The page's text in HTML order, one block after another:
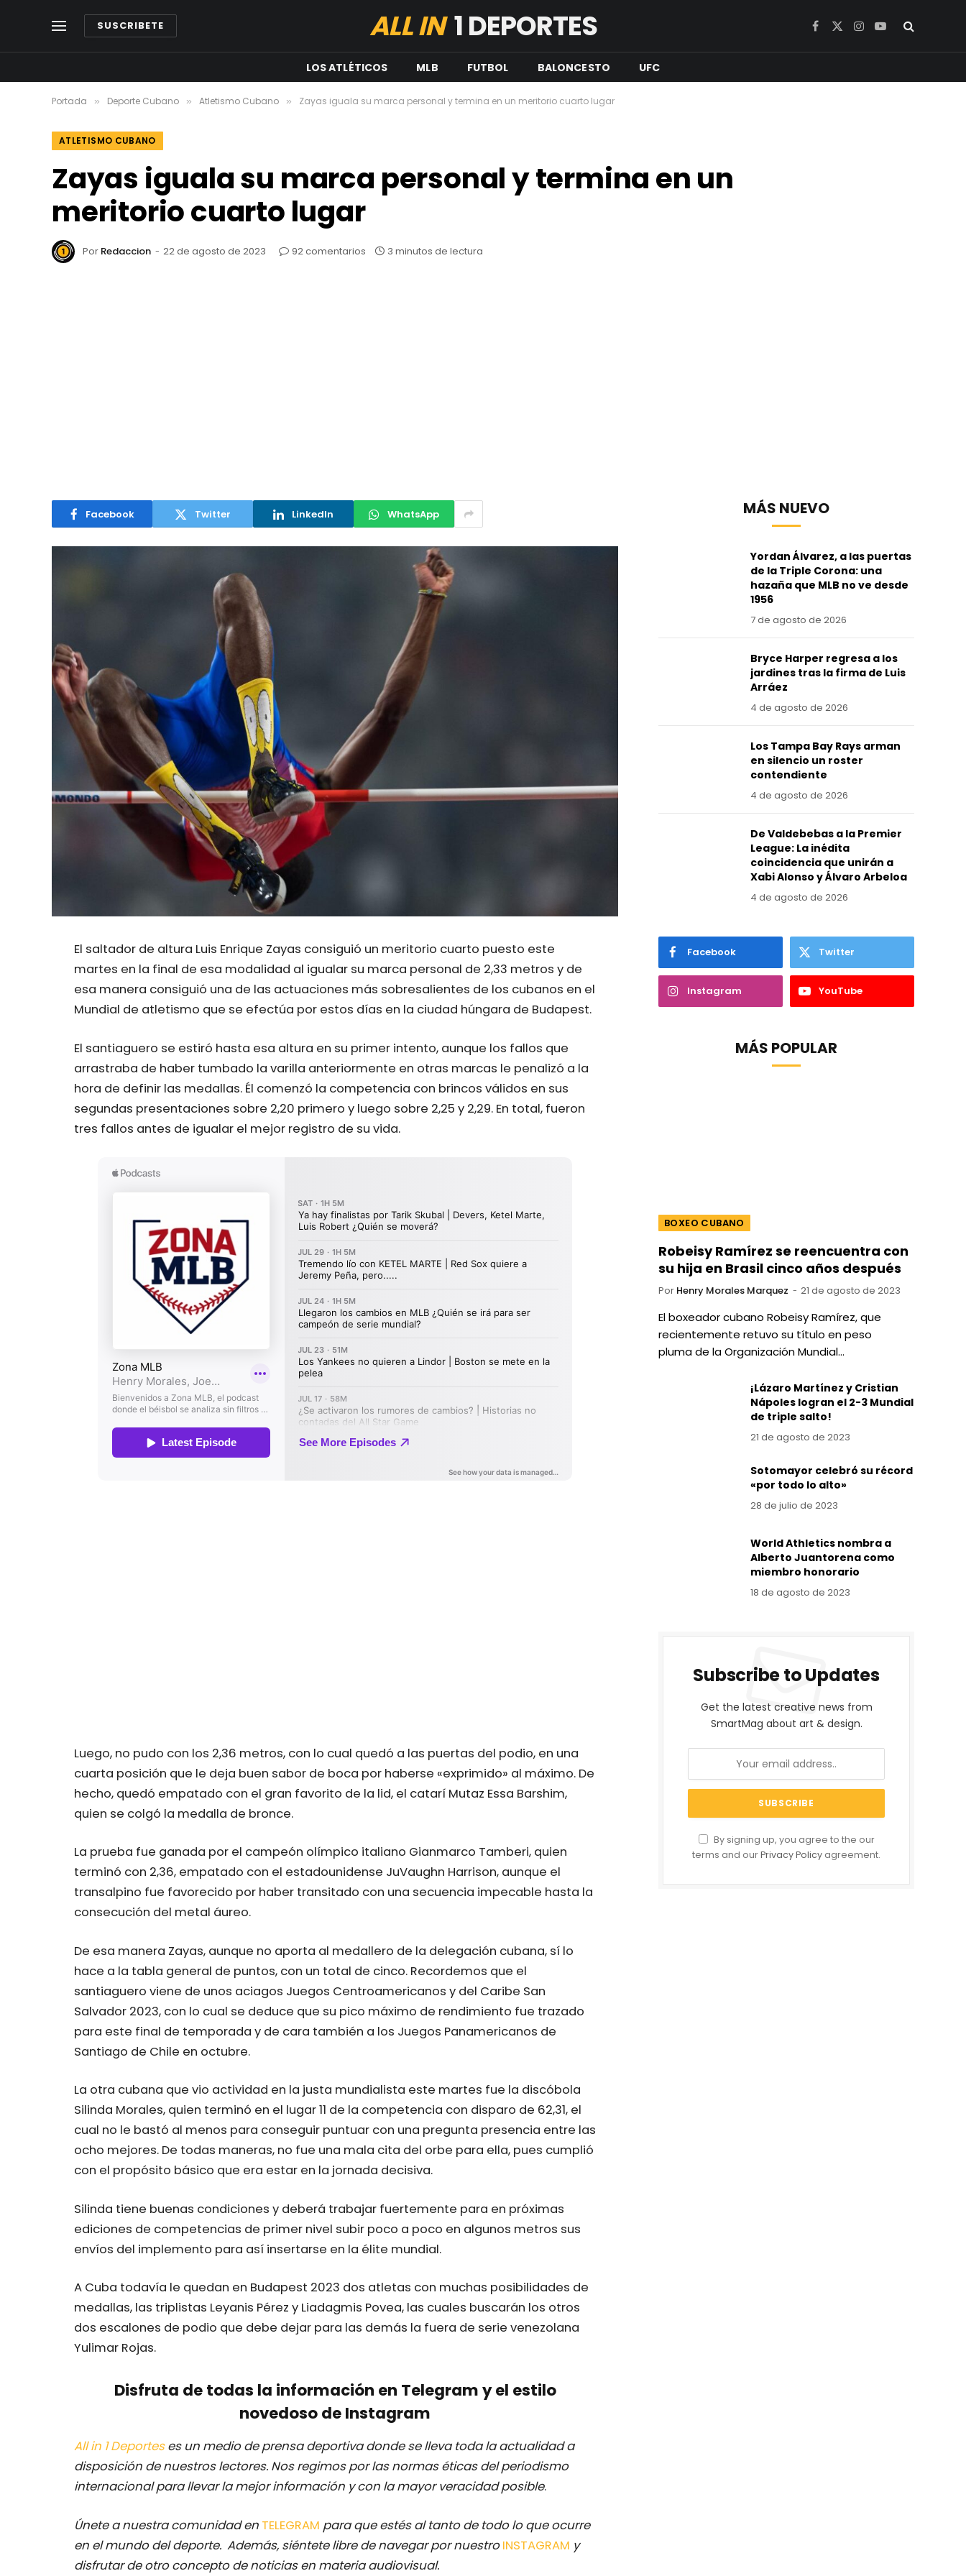
SUSCRIBETE ALL IN1 DEPORTES Facebook
X
Instagram
YouTube
LOS ATLÉTICOS MLB FUTBOL BALONCESTO UFC
Portada » Deporte Cubano » Atletismo Cubano » Zayas iguala su marca personal y termina en un meritorio cuarto lugar
ATLETISMO CUBANO
Zayas iguala su marca personal y termina en un
meritorio cuarto lugar
Por Redaccion 22 de agosto de 2023 92 comentarios 3 minutos de lectura
Facebook Twitter LinkedIn WhatsApp
El saltador de altura Luis Enrique Zayas consiguió un meritorio cuarto puesto este
martes en la final de esa modalidad al igualar su marca personal de 2,33 metros y de
esa manera consiguió una de las actuaciones más sobresalientes de los cubanos en el
Mundial de atletismo que se efectúa por estos días en la ciudad húngara de Budapest.
El santiaguero se estiró hasta esa altura en su primer intento, aunque los fallos que
arrastraba de haber tumbado la varilla anteriormente en otras marcas le penalizó a la
hora de definir las medallas. Él comenzó la competencia con brincos válidos en sus
segundas presentaciones sobre 2,20 primero y luego sobre 2,25 y 2,29. En total, fueron
tres fallos antes de igualar el mejor registro de su vida.
Luego, no pudo con los 2,36 metros, con lo cual quedó a las puertas del podio, en una
cuarta posición que le deja buen sabor de boca por haberse «exprimido» al máximo. De
hecho, quedó empatado con el gran favorito de la lid, el catarí Mutaz Essa Barshim,
quien se colgó la medalla de bronce.
La prueba fue ganada por el campeón olímpico italiano Gianmarco Tamberi, quien
terminó con 2,36, empatado con el estadounidense JuVaughn Harrison, aunque el
transalpino fue favorecido por haber transitado con una secuencia impecable hasta la
consecución del metal áureo.
De esa manera Zayas, aunque no aporta al medallero de la delegación cubana, sí lo
hace a la tabla general de puntos, con un total de cinco. Recordemos que el
santiaguero viene de unos aciagos Juegos Centroamericanos y del Caribe San
Salvador 2023, con lo cual se deduce que su pico máximo de rendimiento fue trazado
para este final de temporada y de cara también a los Juegos Panamericanos de
Santiago de Chile en octubre.
La otra cubana que vio actividad en la justa mundialista este martes fue la discóbola
Silinda Morales, quien terminó en el lugar 11 de la competencia con disparo de 62,31, el
cual no le bastó al menos para conseguir puntuar con una pregunta presencia entre las
ocho mejores. De todas maneras, no fue una mala cita del orbe para ella, pues cumplió
con el propósito básico que era estar en la jornada decisiva.
Silinda tiene buenas condiciones y deberá trabajar fuertemente para en próximas
ediciones de competencias de primer nivel subir poco a poco en algunos metros sus
envíos del implemento para así insertarse en la élite mundial.
A Cuba todavía le quedan en Budapest 2023 dos atletas con muchas posibilidades de
medallas, las triplistas Leyanis Pérez y Liadagmis Povea, las cuales buscarán los otros
dos escalones de podio que debe dejar para las demás la fuera de serie venezolana
Yulimar Rojas.
Disfruta de todas la información en Telegram y el estilo
novedoso de Instagram
All in 1 Deporteses un medio de prensa deportiva donde se lleva toda la actualidad a
disposición de nuestros lectores. Nos regimos por las normas éticas del periodismo
internacional para llevar la mejor información y con la mayor veracidad posible.
Únete a nuestra comunidad en TELEGRAM para que estés al tanto de todo lo que ocurre
en el mundo del deporte. Además, siéntete libre de navegar por nuestro INSTAGRAM y
disfrutar de otro concepto de noticias en materia audiovisual.
MÁS NUEVO
Yordan Álvarez, a las puertas
de la Triple Corona: una
hazaña que MLB no ve desde
1956
7 de agosto de 2026
Bryce Harper regresa a los
jardines tras la firma de Luis
Arráez
4 de agosto de 2026
Los Tampa Bay Rays arman
en silencio un roster
contendiente
4 de agosto de 2026
De Valdebebas a la Premier
League: La inédita
coincidencia que unirán a
Xabi Alonso y Álvaro Arbeloa
4 de agosto de 2026
Facebook Twitter
Instagram YouTube
MÁS POPULAR
BOXEO CUBANO
Robeisy Ramírez se reencuentra con
su hija en Brasil cinco años después
Por Henry Morales Marquez 21 de agosto de 2023
El boxeador cubano Robeisy Ramírez, que
recientemente retuvo su título en peso
pluma de la Organización Mundial…
¡Lázaro Martínez y Cristian
Nápoles logran el 2-3 Mundial
de triple salto!
21 de agosto de 2023
Sotomayor celebró su récord
«por todo lo alto»
28 de julio de 2023
World Athletics nombra a
Alberto Juantorena como
miembro honorario
18 de agosto de 2023
Subscribe to Updates
Get the latest creative news from
SmartMag about art & design.
By signing up, you agree to the our
terms and ourPrivacy Policy agreement.